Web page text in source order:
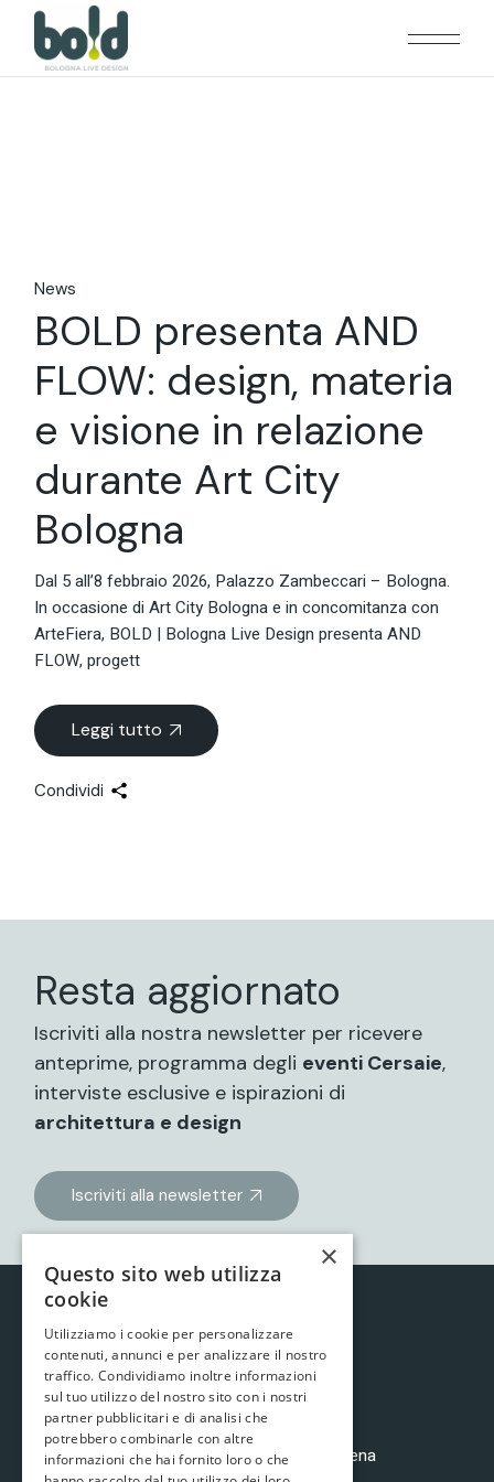
content
News
BOLD presenta AND
FLOW: design, materia
e visione in relazione
durante Art City
Bologna
Dal 5 all’8 febbraio 2026, Palazzo Zambeccari – Bologna.
In occasione di Art City Bologna e in concomitanza con
ArteFiera, BOLD | Bologna Live Design presenta AND
FLOW, progett
Leggi tutto
Condividi
Resta aggiornato
Iscriviti alla nostra newsletter per ricevere
anteprime, programma degli eventi Cersaie,
interviste esclusive e ispirazioni di
architettura e design
Iscriviti alla newsletter
è un progetto di Brave ArtseMollusco&Balena
×
Questo sito web utilizza
cookie
Utilizziamo i cookie per personalizzare
contenuti, annunci e per analizzare il nostro
traffico. Condividiamo inoltre informazioni
sul tuo utilizzo del nostro sito con i nostri
partner pubblicitari e di analisi che
potrebbero combinarle con altre
informazioni che hai fornito loro o che